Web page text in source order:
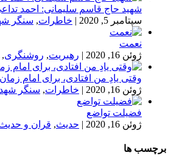
شهید حاج قاسم سلیمانی: احمد
سپتامبر 5, 2020
| خاطرات, سنگر
نعمت
ژوئن 16, 2020
| رهبریت, روشنگری,
وقتی یادِ من افتادی، برای امام
ژوئن 16, 2020
| خاطرات, سنگر شهدا
فضیلت تواضع
ژوئن 16, 2020
| حدیث, قران و
برچسب ها